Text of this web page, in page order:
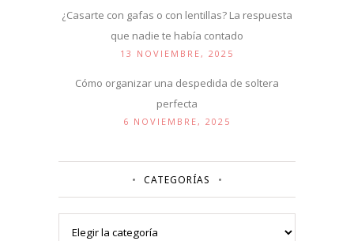
¿Casarte con gafas o con lentillas? La respuesta
que nadie te había contado
13 NOVIEMBRE, 2025
Cómo organizar una despedida de soltera
perfecta
6 NOVIEMBRE, 2025
CATEGORÍAS